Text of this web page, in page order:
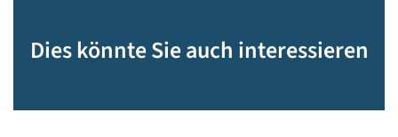
Dies könnte Sie auch interessieren